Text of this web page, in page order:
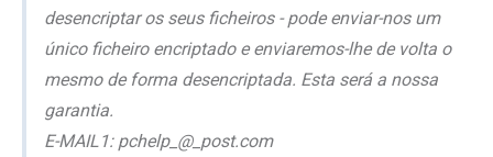
desencriptar os seus ficheiros - pode enviar-nos um
único ficheiro encriptado e enviaremos-lhe de volta o
mesmo de forma desencriptada. Esta será a nossa
garantia.
E-MAIL1: pchelp_@_post.com